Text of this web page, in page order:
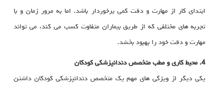
ابتدای کار از مهارت و دقت کمی برخوردار باشد. اما به مرور زمان و با
تجربه های مختلفی که از طریق بیماران متفاوت کسب می کند، می تواند
مهارت و دقت خود را بهبود بخشد.
4. محیط کاری و مطب متخصص دندانپزشکی کودکان
یکی دیگر از ویژگی های مهم یک متخصص دندانپزشکی کودکان داشتن